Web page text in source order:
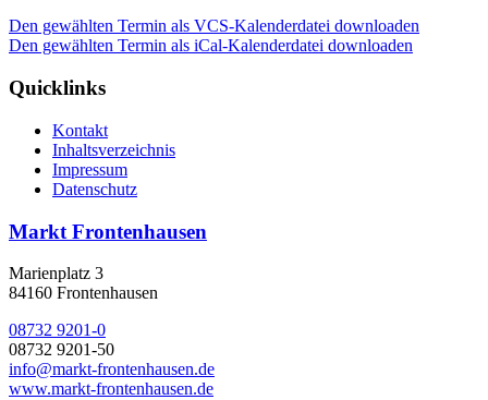
Den gewählten Termin als VCS-Kalenderdatei downloaden
Den gewählten Termin als iCal-Kalenderdatei downloaden
Quicklinks
Kontakt
Inhaltsverzeichnis
Impressum
Datenschutz
Markt Frontenhausen
Marienplatz 3
84160 Frontenhausen
08732 9201-0
08732 9201-50
info@markt-frontenhausen.de
www.markt-frontenhausen.de